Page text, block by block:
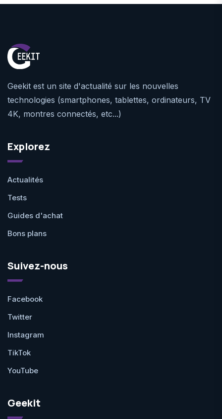
Geekit est un site d'actualité sur les nouvelles
technologies (smartphones, tablettes, ordinateurs, TV
4K, montres connectés, etc...)
Explorez
Actualités
Tests
Guides d'achat
Bons plans
Suivez-nous
Facebook
Twitter
Instagram
TikTok
YouTube
Geekit